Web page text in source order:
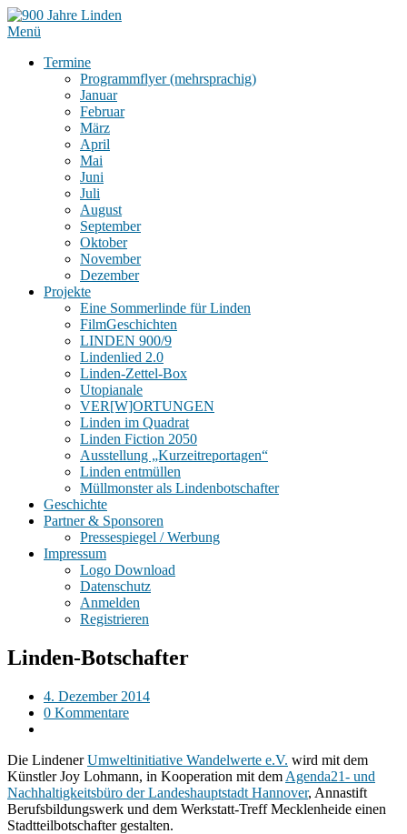
Menü
Termine
Programmflyer (mehrsprachig)
Januar
Februar
März
April
Mai
Juni
Juli
August
September
Oktober
November
Dezember
Projekte
Eine Sommerlinde für Linden
FilmGeschichten
LINDEN 900/9
Lindenlied 2.0
Linden-Zettel-Box
Utopianale
VER[W]ORTUNGEN
Linden im Quadrat
Linden Fiction 2050
Ausstellung „Kurzeitreportagen“
Linden entmüllen
Müllmonster als Lindenbotschafter
Geschichte
Partner & Sponsoren
Pressespiegel / Werbung
Impressum
Logo Download
Datenschutz
Anmelden
Registrieren
Linden-Botschafter
4. Dezember 2014
0 Kommentare
Die LindenerUmweltinitiative Wandelwerte e.V. wird mit dem
Künstler Joy Lohmann, in Kooperation mit dem Agenda21- und
Nachhaltigkeitsbüro der Landeshauptstadt Hannover, Annastift
Berufsbildungswerk und dem Werkstatt-Treff Mecklenheide einen
Stadtteilbotschafter gestalten.